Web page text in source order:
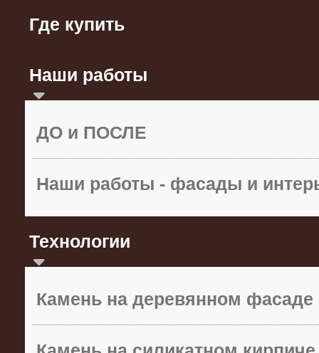
Где купить
Наши работы
ДО и ПОСЛЕ
Наши работы - фасады и
Технологии
Камень на деревянном фасаде